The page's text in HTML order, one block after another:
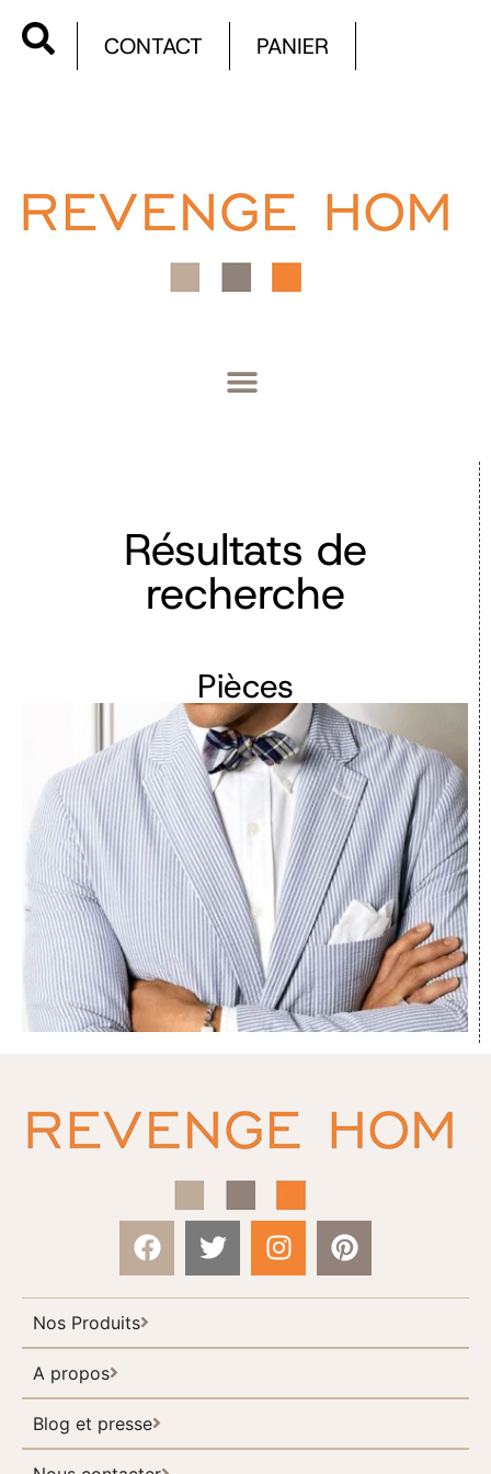
CONTACT PANIER
Résultats de
recherche
Pièces
Nos Produits
A propos
Blog et presse